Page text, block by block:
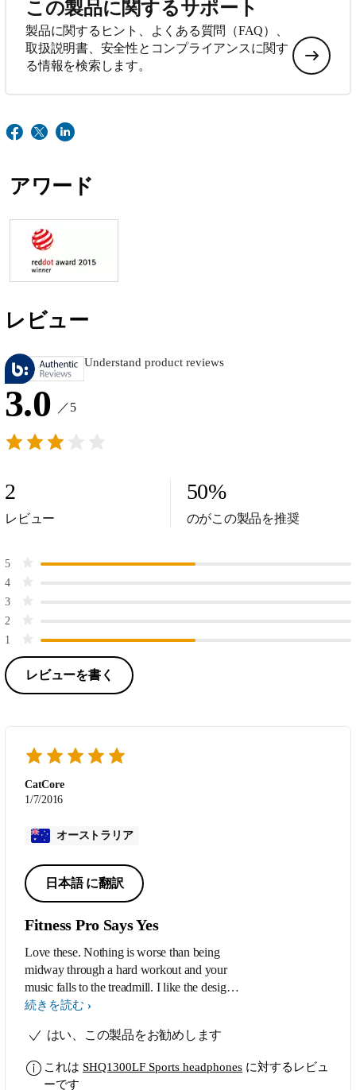
この製品に関するサポート
製品に関するヒント、よくある質問（FAQ）、
取扱説明書、安全性とコンプライアンスに関す
る情報を検索します。
アワード
レビュー
Understand product reviews
3.0 ／5
2
レビュー
50%
のがこの製品を推奨
5
4
3
2
1
レビューを書く
CatCore
1/7/2016
オーストラリア
日本語 に翻訳
Fitness Pro Says Yes
Love these. Nothing is worse than being
midway through a hard workout and your
music falls to the treadmill. I like the design,
the lightness and the reliability.
続きを読む
はい、この製品をお勧めします
これは SHQ1300LF Sports headphones に対するレビュ
ーです